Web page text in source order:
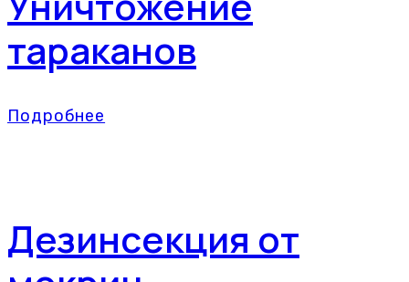
тараканов
Подробнее
Дезинсекция от